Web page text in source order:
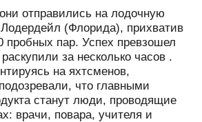
отправились на лодочную
(Флорида), прихватив
пробных пар. Успех превзошел
за несколько часов .
на яхтсменов,
что главными
станут люди, проводящие
врачи, повара, учителя и